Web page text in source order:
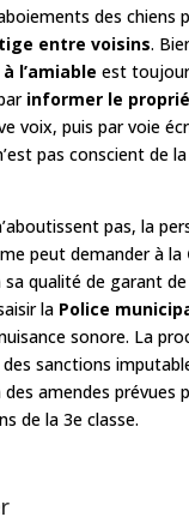
des chiens
entre voisins.
à l’amiable est
informer le
voix, puis par voie
pas conscient de
pas, la
peut demander à la
sa qualité de garant
la Police
sonore. La
sanctions
des amendes prévues
de la 3e classe.